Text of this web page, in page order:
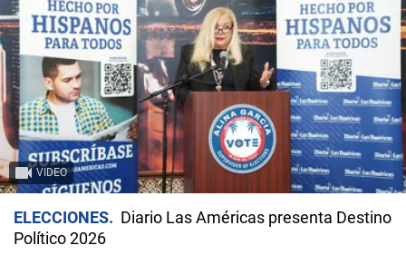
VIDEO
ELECCIONES
Diario Las Américas presenta Destino
Político 2026